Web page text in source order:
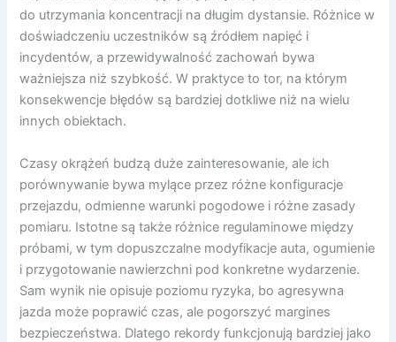
do utrzymania koncentracji na długim dystansie. Różnice w
doświadczeniu uczestników są źródłem napięć i
incydentów, a przewidywalność zachowań bywa
ważniejsza niż szybkość. W praktyce to tor, na którym
konsekwencje błędów są bardziej dotkliwe niż na wielu
innych obiektach.
Czasy okrążeń budzą duże zainteresowanie, ale ich
porównywanie bywa mylące przez różne konfiguracje
przejazdu, odmienne warunki pogodowe i różne zasady
pomiaru. Istotne są także różnice regulaminowe między
próbami, w tym dopuszczalne modyfikacje auta, ogumienie
i przygotowanie nawierzchni pod konkretne wydarzenie.
Sam wynik nie opisuje poziomu ryzyka, bo agresywna
jazda może poprawić czas, ale pogorszyć margines
bezpieczeństwa. Dlatego rekordy funkcjonują bardziej jako